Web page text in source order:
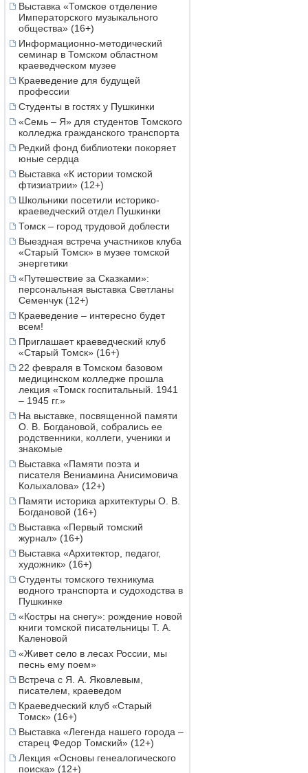
Выставка «Томское отделение
Императорского музыкального
общества» (16+)
Информационно-методический
семинар в Томском областном
краеведческом музее
Краеведение для будущей
профессии
Студенты в гостях у Пушкинки
«Семь – Я» для студентов Томского
колледжа гражданского транспорта
Редкий фонд библиотеки покоряет
юные сердца
Выставка «К истории томской
фтизиатрии» (12+)
Школьники посетили историко-
краеведческий отдел Пушкинки
Томск – город трудовой доблести
Выездная встреча участников клуба
«Старый Томск» в музее томской
энергетики
«Путешествие за Сказками»:
персональная выставка Светланы
Семенчук (12+)
Краеведение – интересно будет
всем!
Приглашает краеведческий клуб
«Старый Томск» (16+)
22 февраля в Томском базовом
медицинском колледже прошла
лекция «Томск госпитальный. 1941
– 1945 гг.»
На выставке, посвященной памяти
О. В. Богдановой, собрались ее
родственники, коллеги, ученики и
знакомые
Выставка «Памяти поэта и
писателя Вениамина Анисимовича
Колыхалова» (12+)
Памяти историка архитектуры О. В.
Богдановой (16+)
Выставка «Первый томский
журнал» (16+)
Выставка «Архитектор, педагог,
художник» (16+)
Студенты томского техникума
водного транспорта и судоходства в
Пушкинке
«Костры на снегу»: рождение новой
книги томской писательницы Т. А.
Каленовой
«Живет село в лесах России, мы
песнь ему поем»
Встреча с Я. А. Яковлевым,
писателем, краеведом
Краеведческий клуб «Старый
Томск» (16+)
Выставка «Легенда нашего города –
старец Федор Томский» (12+)
Лекция «Основы генеалогического
поиска» (12+)